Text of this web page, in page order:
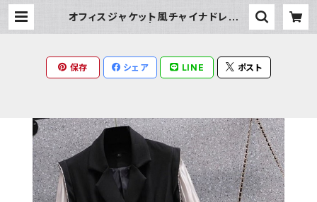
オフィスジャケット風チャイナドレスワ
保存 シェア LINE ポスト